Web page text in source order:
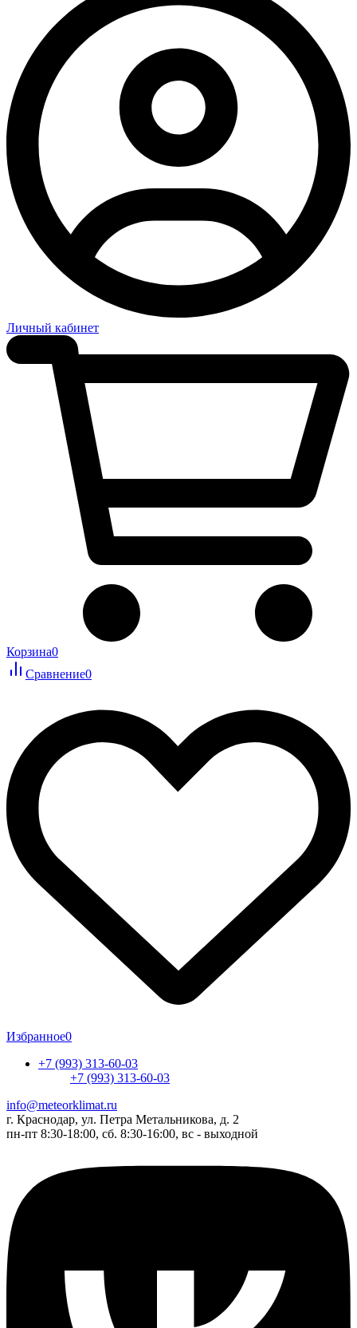
Личный кабинет
Корзина0
Сравнение0
Избранное0
+7 (993) 313-60-03
+7 (993) 313-60-03
info@meteorklimat.ru
г. Краснодар, ул. Петра Метальникова, д. 2
пн-пт 8:30-18:00, сб. 8:30-16:00, вс - выходной